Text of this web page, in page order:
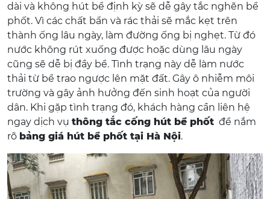
dài và không hút bể định kỳ sẽ dễ gây tắc nghẽn bể
phốt. Vì các chất bẩn và rác thải sẽ mắc kẹt trên
thành ống lâu ngày, làm đường ống bị nghẹt. Từ đó
nước không rút xuống được hoặc dùng lâu ngày
cũng sẽ dễ bị đầy bể. Tình trạng này dễ làm nước
thải từ bể trao ngược lên mặt đất. Gây ô nhiễm môi
trường và gây ảnh hưởng đến sinh hoạt của người
dân. Khi gặp tình trạng đó, khách hàng cần liên hệ
ngay dịch vụ thông tắc cống hút bể phốt để nắm
rõ bảng giá hút bể phốt tại Hà Nội.